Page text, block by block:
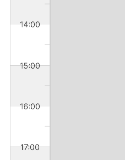
14:00
15:00
16:00
17:00